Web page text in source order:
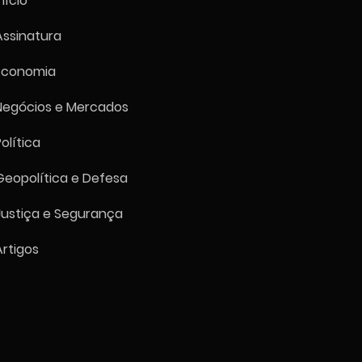
e Mercados
e Defesa
e Segurança